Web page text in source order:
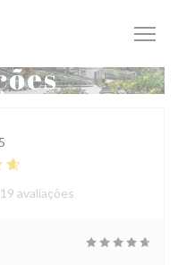
avaliações